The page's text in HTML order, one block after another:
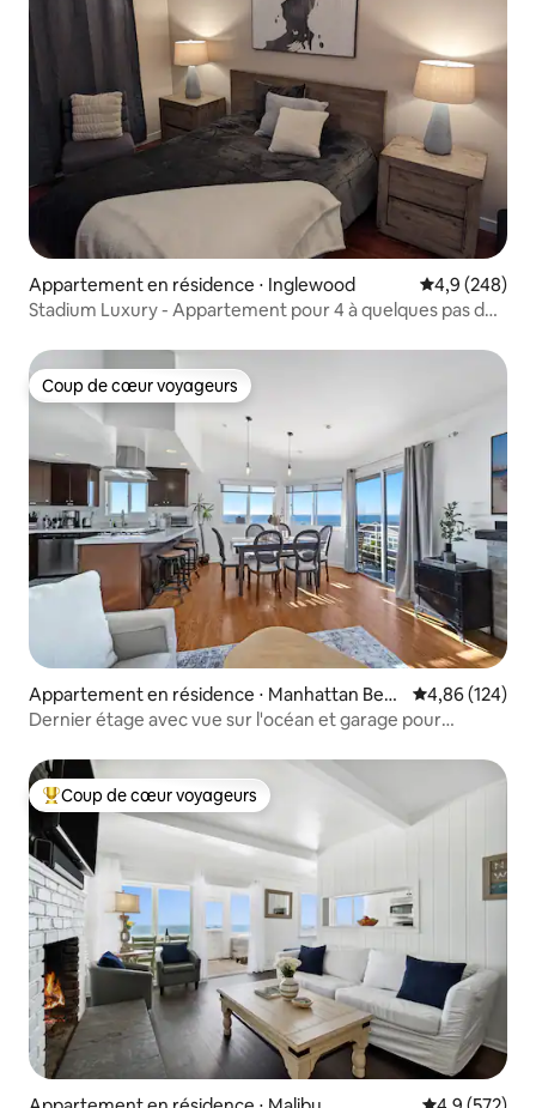
Appartement en résidence ⋅ Inglewood Évaluation
4,9 (248)
Stadium Luxury - Appartement pour 4 à quelques pas de
Coup de cœur voyageurs
Coup de cœur voyageurs
Appartement en résidence ⋅ Manhattan Beac
h
Évaluation
4,86 (124)
Dernier étage avec vue sur l'océan et garage pour
Coups de cœur voyageurs les plus appréciés
Coup de cœur voyageurs